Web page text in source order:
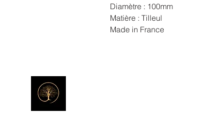
Diamètre : 100mm
Matière : Tilleul
Made in France